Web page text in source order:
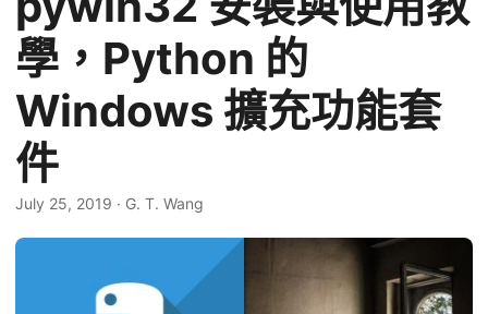
學，Python 的
Windows 擴充功能套
件
July 25, 2019 · G. T. Wang